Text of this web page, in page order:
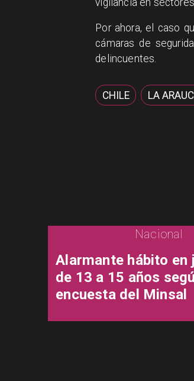
​Por ahora, el caso
cámaras de
delincuentes.
CHILE LA
Nacional
Alarmante hábito en
de 13 a 15 años
encuesta del Minsal